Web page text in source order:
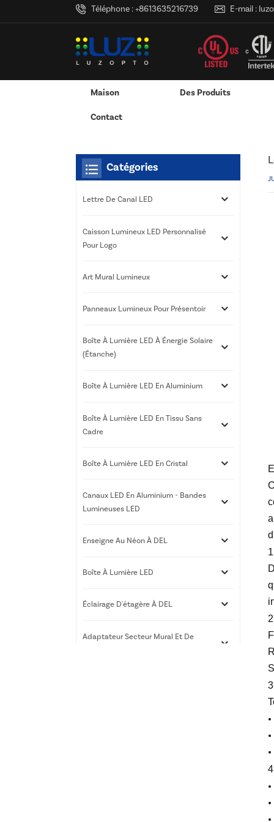
Téléphone :+8613635216739 E-mail :
Maison Des Produits
Contact
Catégories
Lettre De Canal LED
Caisson Lumineux LED Personnalisé
Pour Logo
Art Mural Lumineux
Panneaux Lumineux Pour Présentoir
Boîte À Lumière LED À Énergie Solaire
(étanche)
Boîte À Lumière LED En Aluminium
Boîte À Lumière LED En Tissu Sans
Cadre
Boîte À Lumière LED En Cristal
Canaux LED En Aluminium - Bandes
Lumineuses LED
Enseigne Au Néon À DEL
Boîte À Lumière LED
Éclairage D'étagère À DEL
Adaptateur Secteur Mural Et De